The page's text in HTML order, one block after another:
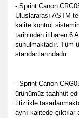
- Sprint Canon
Uluslararası ASTM
kalite kontrol
tarihinden itibaren 6
sunulmaktadır. Tüm
standartlarındadır
- Sprint Canon
ürünümüz taahhüt
titizlikle
aynı kalitede